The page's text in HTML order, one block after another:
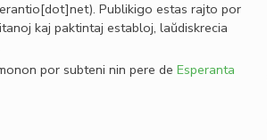
. Publikigo estas rajto por
kaj paktintaj establoj, laŭdiskrecia
por subteni nin pere de Esperanta